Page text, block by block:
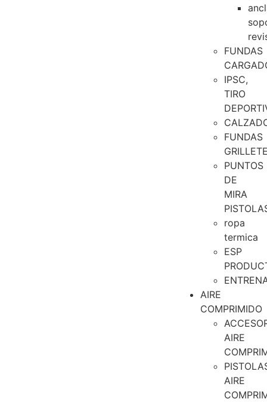
FUNDAS
IPSC,
TIRO
FUNDAS
PUNTOS
DE
MIRA
ropa
termica
ESP
AIRE
COMPRIMIDO
AIRE
AIRE